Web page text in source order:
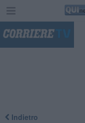
Indietro